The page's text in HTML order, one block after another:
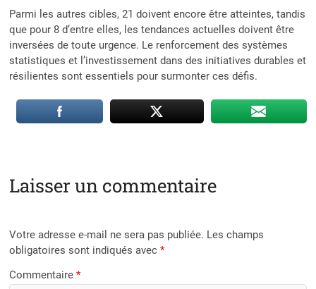
Parmi les autres cibles, 21 doivent encore être atteintes, tandis
que pour 8 d’entre elles, les tendances actuelles doivent être
inversées de toute urgence. Le renforcement des systèmes
statistiques et l’investissement dans des initiatives durables et
résilientes sont essentiels pour surmonter ces défis.
Laisser un commentaire
Votre adresse e-mail ne sera pas publiée. Les champs
obligatoires sont indiqués avec*
Commentaire*